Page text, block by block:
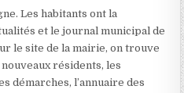
Les habitants ont la
et le journal municipal de
le site de la mairie, on trouve
résidents, les
démarches, l’annuaire des